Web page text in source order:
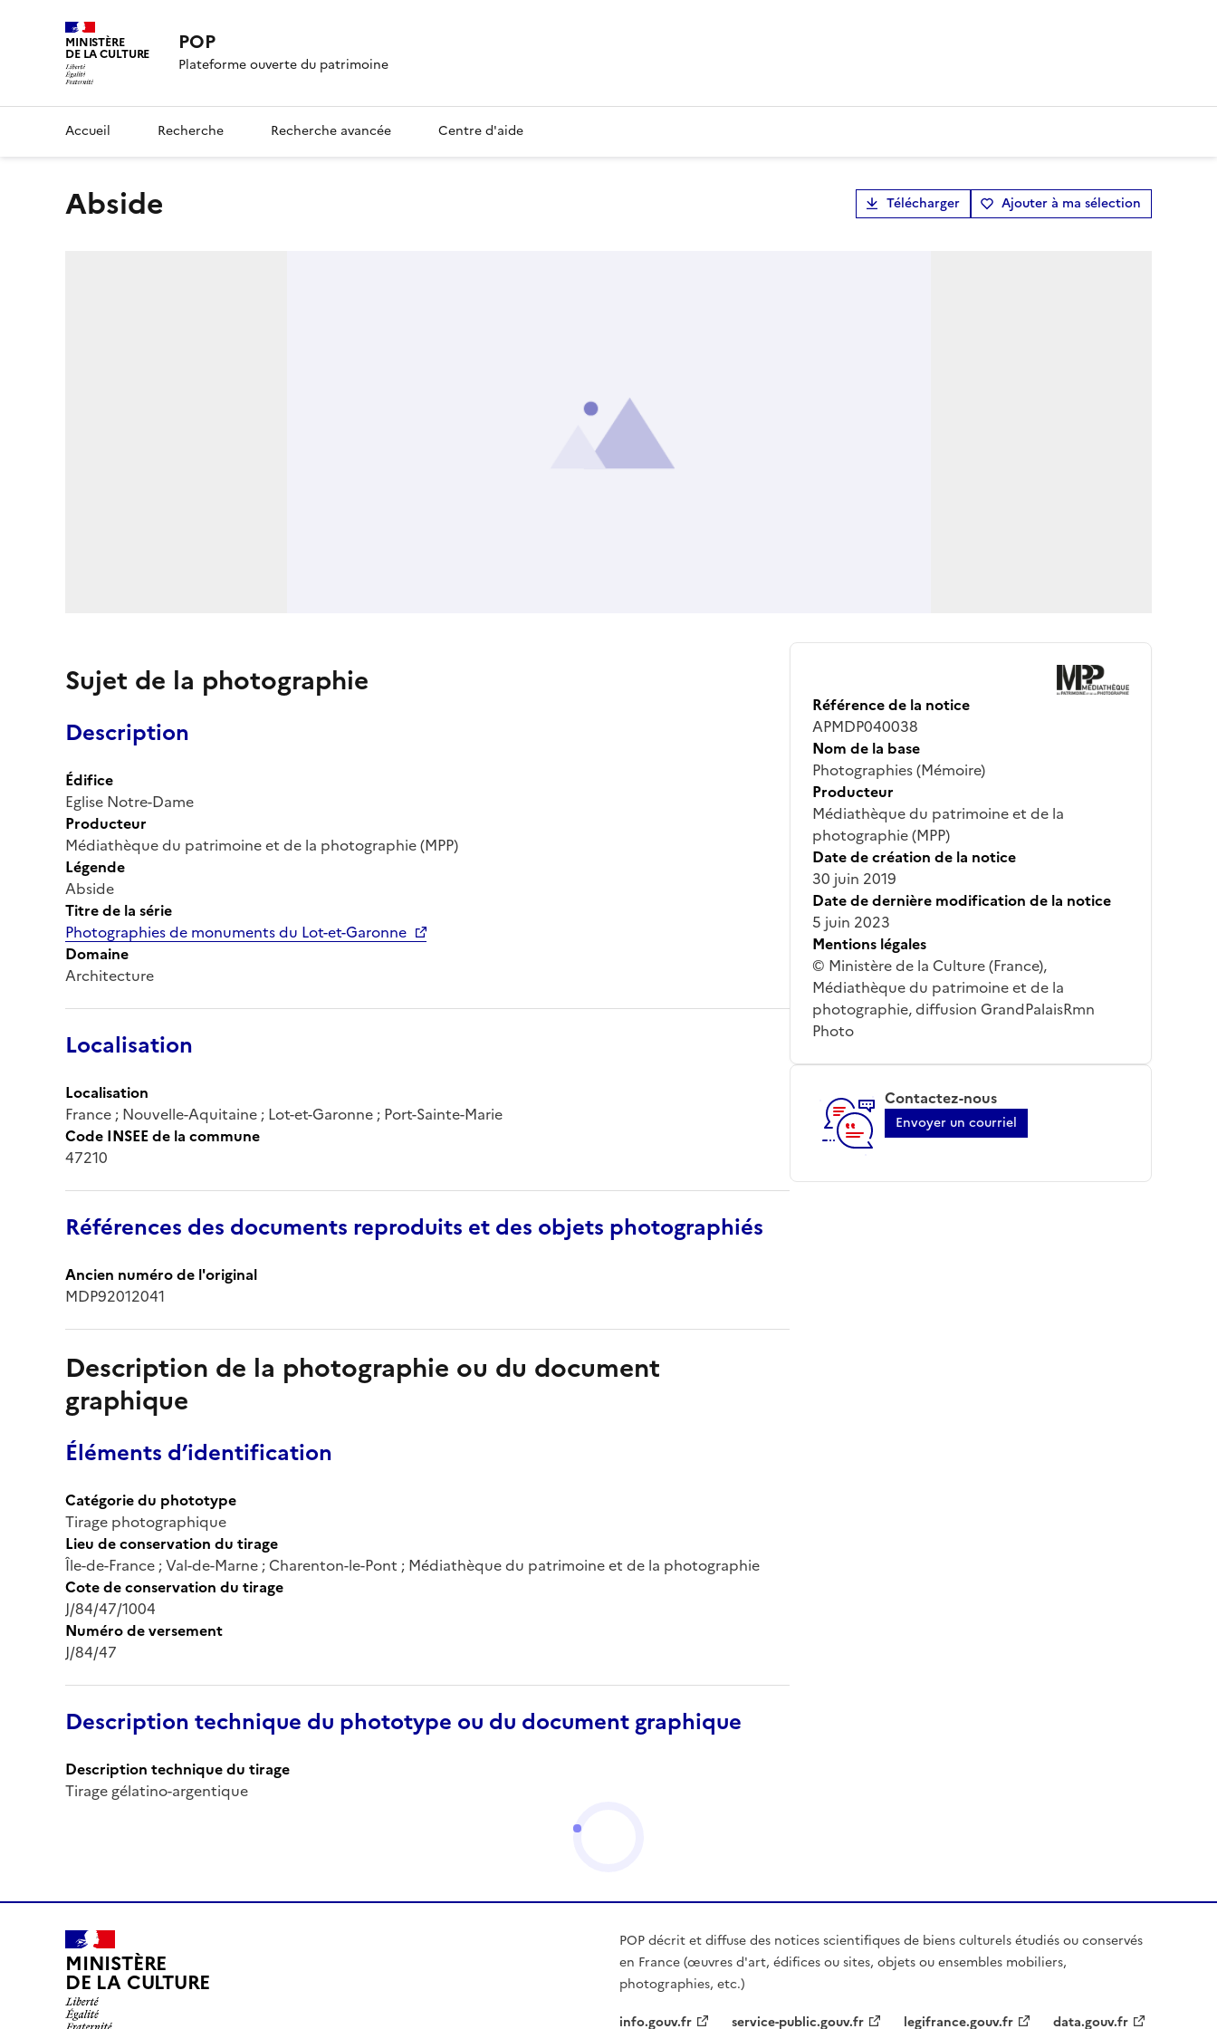
MINISTÈRE
DE LA CULTURE POP
Plateforme ouverte du patrimoine
Accueil Recherche Recherche avancée Centre d'aide
Abside Télécharger Ajouter à ma sélection
Sujet de la photographie
Description
Édifice
Eglise Notre-Dame
Producteur
Médiathèque du patrimoine et de la photographie (MPP)
Légende
Abside
Titre de la série
Photographies de monuments du Lot-et-Garonne
Domaine
Architecture
Localisation
Localisation
France ; Nouvelle-Aquitaine ; Lot-et-Garonne ; Port-Sainte-Marie
Code INSEE de la commune
47210
Références des documents reproduits et des objets photographiés
Ancien numéro de l'original
MDP92012041
Description de la photographie ou du document
graphique
Éléments d’identification
Catégorie du phototype
Tirage photographique
Lieu de conservation du tirage
Île-de-France ; Val-de-Marne ; Charenton-le-Pont ; Médiathèque du patrimoine et de la photographie
Cote de conservation du tirage
J/84/47/1004
Numéro de versement
J/84/47
Description technique du phototype ou du document graphique
Description technique du tirage
Tirage gélatino-argentique
Référence de la notice
APMDP040038
Nom de la base
Photographies (Mémoire)
Producteur
Médiathèque du patrimoine et de la
photographie (MPP)
Date de création de la notice
30 juin 2019
Date de dernière modification de la notice
5 juin 2023
Mentions légales
© Ministère de la Culture (France),
Médiathèque du patrimoine et de la
photographie, diffusion GrandPalaisRmn
Photo
Contactez-nous
Envoyer un courriel
MINISTÈRE
DE LA CULTURE
POP décrit et diffuse des notices scientifiques de biens culturels étudiés ou conservés
en France (œuvres d'art, édifices ou sites, objets ou ensembles mobiliers,
photographies, etc.)
info.gouv.fr
service-public.gouv.fr legifrance.gouv.fr data.gouv.fr